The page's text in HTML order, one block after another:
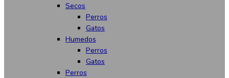
Secos
Perros
Gatos
Humedos
Perros
Gatos
Perros